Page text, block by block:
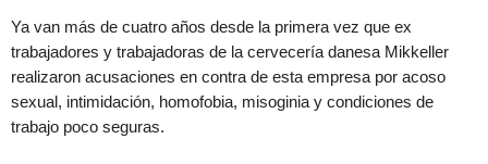
Ya van más de cuatro años desde la primera vez que ex
trabajadores y trabajadoras de la cervecería danesa Mikkeller
realizaron acusaciones en contra de esta empresa por acoso
sexual, intimidación, homofobia, misoginia y condiciones de
trabajo poco seguras.